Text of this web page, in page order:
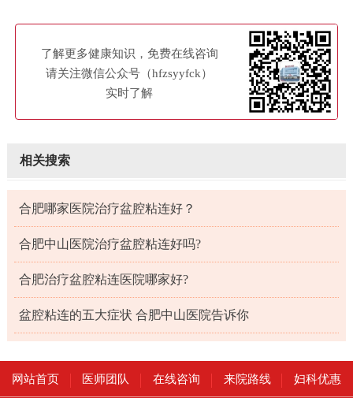
了解更多健康知识，免费在线咨询
请关注微信公众号（hfzsyyfck）
实时了解
相关搜索
合肥哪家医院治疗盆腔粘连好？
合肥中山医院治疗盆腔粘连好吗?
合肥治疗盆腔粘连医院哪家好?
盆腔粘连的五大症状 合肥中山医院告诉你
网站首页 医师团队 在线咨询 来院路线 妇科优惠